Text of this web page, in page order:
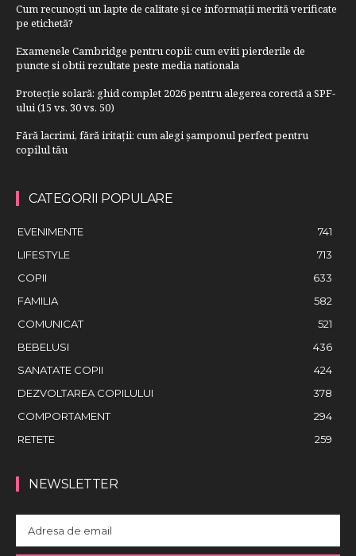
Cum recunoști un lapte de calitate și ce informații merită verificate
pe etichetă?
Examenele Cambridge pentru copii: cum eviti pierderile de
puncte si obtii rezultate peste media nationala
Protecție solară: ghid complet 2026 pentru alegerea corectă a SPF-
ului (15 vs. 30 vs. 50)
Fără lacrimi, fără iritații: cum alegi șamponul perfect pentru
copilul tău
CATEGORII POPULARE
EVENIMENTE
741
LIFESTYLE
713
COPII
633
FAMILIA
582
COMUNICAT
521
BEBELUSI
436
SANATATE COPII
424
DEZVOLTAREA COPILULUI
378
COMPORTAMENT
294
RETETE
259
NEWSLETTER